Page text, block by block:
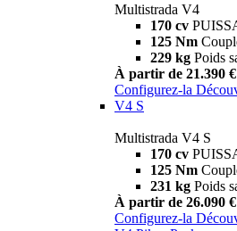
Multistrada V4
170 cv
125 Nm
229 kg Poids
À partir de 21.390 €
Configurez-la
V4 S
Multistrada V4 S
170 cv
125 Nm
231 kg Poids
À partir de 26.090 €
Configurez-la